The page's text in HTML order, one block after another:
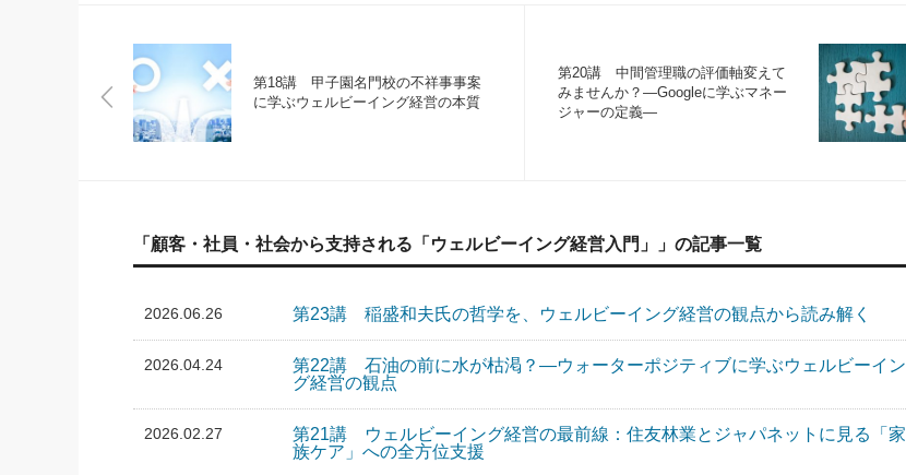
第18講 甲子園名門校の不祥事事案
に学ぶウェルビーイング経営の本質
第20講 中間管理職の評価軸変えて
みませんか？―Googleに学ぶマネー
ジャーの定義―
「顧客・社員・社会から支持される「ウェルビーイング経営入門」」の記事一覧
2026.06.26 第23講 稲盛和夫氏の哲学を、ウェルビーイング経営の観点から読み解く
2026.04.24
第22講 石油の前に水が枯渇？―ウォーターポジティブに学ぶウェルビーイン
グ経営の観点
2026.02.27
第21講 ウェルビーイング経営の最前線：住友林業とジャパネットに見る「家
族ケア」への全方位支援